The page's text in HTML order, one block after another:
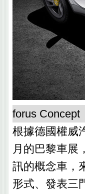
forus Concept
根據德國權威
月的巴黎車展
訊的概念車，
形式、發表三